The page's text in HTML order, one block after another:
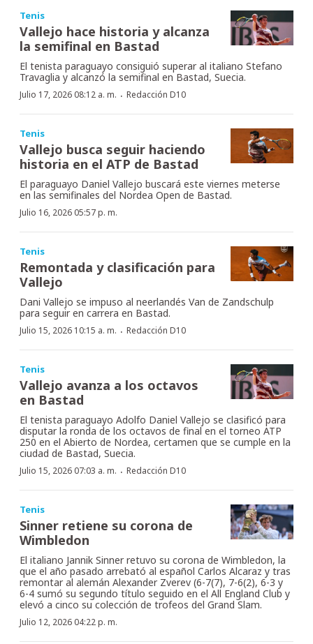
Tenis
Vallejo hace historia y alcanza
la semifinal en Bastad
El tenista paraguayo consiguió superar al italiano Stefano
Travaglia y alcanzó la semifinal en Bastad, Suecia.
Julio 17, 2026 08:12 a. m. · Redacción D10
Tenis
Vallejo busca seguir haciendo
historia en el ATP de Bastad
El paraguayo Daniel Vallejo buscará este viernes meterse
en las semifinales del Nordea Open de Bastad.
Julio 16, 2026 05:57 p. m.
Tenis
Remontada y clasificación para
Vallejo
Dani Vallejo se impuso al neerlandés Van de Zandschulp
para seguir en carrera en Bastad.
Julio 15, 2026 10:15 a. m. · Redacción D10
Tenis
Vallejo avanza a los octavos
en Bastad
El tenista paraguayo Adolfo Daniel Vallejo se clasificó para
disputar la ronda de los octavos de final en el torneo ATP
250 en el Abierto de Nordea, certamen que se cumple en la
ciudad de Bastad, Suecia.
Julio 15, 2026 07:03 a. m. · Redacción D10
Tenis
Sinner retiene su corona de
Wimbledon
El italiano Jannik Sinner retuvo su corona de Wimbledon, la
que el año pasado arrebató al español Carlos Alcaraz y tras
remontar al alemán Alexander Zverev (6-7(7), 7-6(2), 6-3 y
6-4 sumó su segundo título seguido en el All England Club y
elevó a cinco su colección de trofeos del Grand Slam.
Julio 12, 2026 04:22 p. m.